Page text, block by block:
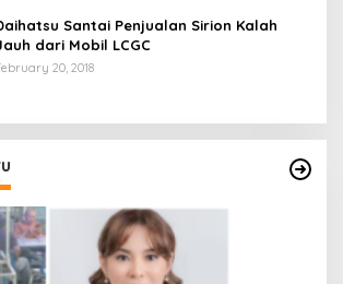
Santai Penjualan Sirion Kalah
dari Mobil LCGC
20, 2018